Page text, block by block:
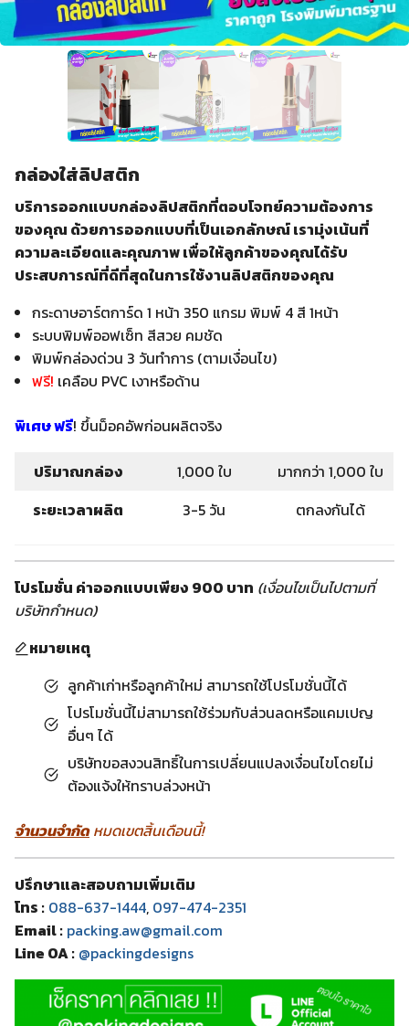
กล่องใส่ลิปสติก
บริการออกแบบกล่องลิปสติกที่ตอบโจทย์ความต้องการ
ของคุณ ด้วยการออกแบบที่เป็นเอกลักษณ์ เรามุ่งเน้นที่
ความละเอียดและคุณภาพ เพื่อให้ลูกค้าของคุณได้รับ
ประสบการณ์ที่ดีที่สุดในการใช้งานลิปสติกของคุณ
กระดาษอาร์ตการ์ด 1 หน้า 350 แกรม พิมพ์ 4 สี 1หน้า
ระบบพิมพ์ออฟเซ็ท สีสวย คมชัด
พิมพ์กล่องด่วน 3 วันทำการ (ตามเงื่อนไข)
ฟรี! เคลือบ PVC เงาหรือด้าน
พิเศษ ฟรี! ขึ้นม็อคอัพก่อนผลิตจริง
ปริมาณกล่อง 1,000 ใบ
มากกว่า 1,000 ใบ
ระยะเวลาผลิต
3-5 วัน ตกลงกันได้
โปรโมชั่น ค่าออกแบบเพียง 900 บาท (เงื่อนไขเป็นไปตามที่
บริษัทกำหนด)
หมายเหตุ
ลูกค้าเก่าหรือลูกค้าใหม่ สามารถใช้โปรโมชั่นนี้ได้
โปรโมชั่นนี้ไม่สามารถใช้ร่วมกับส่วนลดหรือแคมเปญ
อื่นๆ ได้
บริษัทขอสงวนสิทธิ์ในการเปลี่ยนแปลงเงื่อนไขโดยไม่
ต้องแจ้งให้ทราบล่วงหน้า
จำนวนจำกัดหมดเขตสิ้นเดือนนี้!
ปรึกษาและสอบถามเพิ่มเติม
โทร : 088-637-1444, 097-474-2351
Email : packing.aw@gmail.com
Line OA : @packingdesigns